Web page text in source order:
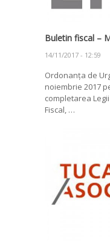
Buletin fiscal –
14/11/2017 - 12:59
Ordonanța de
noiembrie 2017
completarea
Fiscal, …